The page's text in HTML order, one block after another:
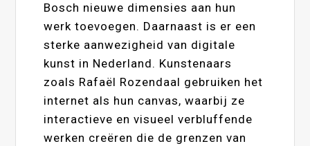
Bosch nieuwe dimensies aan hun
werk toevoegen. Daarnaast is er een
sterke aanwezigheid van digitale
kunst in Nederland. Kunstenaars
zoals Rafaël Rozendaal gebruiken het
internet als hun canvas, waarbij ze
interactieve en visueel verbluffende
werken creëren die de grenzen van